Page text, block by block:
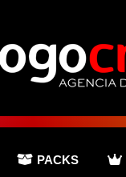
PACKS